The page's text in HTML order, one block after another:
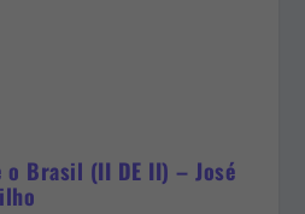
o Brasil (II DE II) – José